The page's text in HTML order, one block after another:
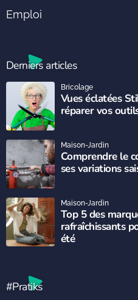
Emploi
Derniers articles
Vues éclatées
réparer vos
Bricolage
Comprendre le
ses variations
Maison-Jardin
Top 5 des
rafraîchissants
été
Maison-Jardin
#Pratiks